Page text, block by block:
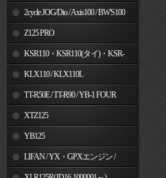
V50 2cycle JOG/Dio / Axis100 / BW'S100
Z125 PRO
KSR110・KSR110(タイ)・KSR-
I/II・KSR PRO
KLX110 / KLX110L
TT-R50E / TT-R90 / YB-1 FOUR
XTZ125
YB125
LIFAN / YX・GPXエンジン /